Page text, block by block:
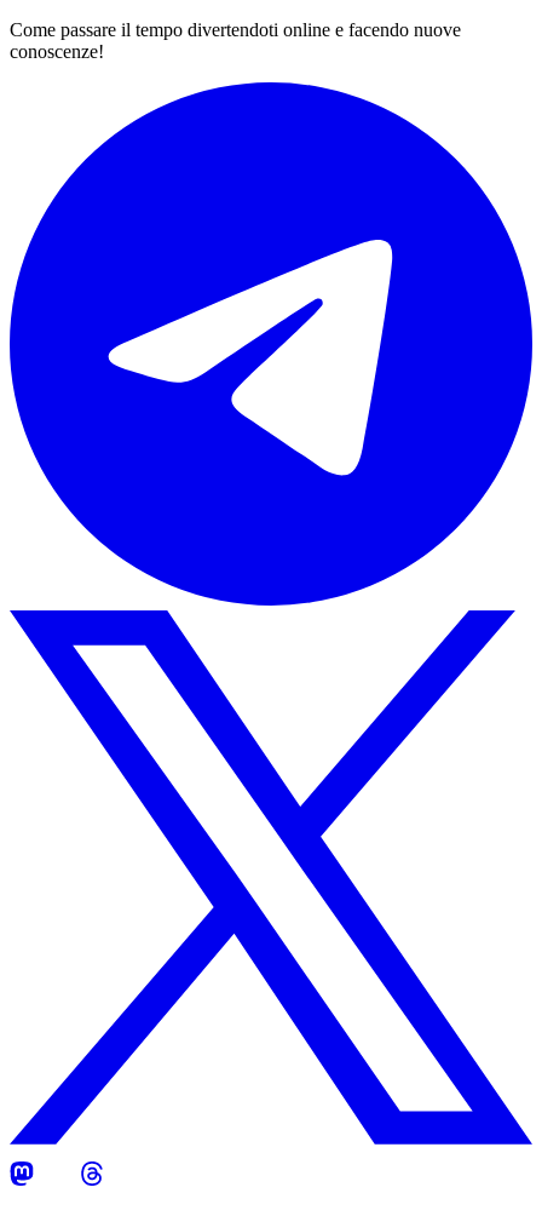
Come passare il tempo divertendoti online e facendo nuove
conoscenze!